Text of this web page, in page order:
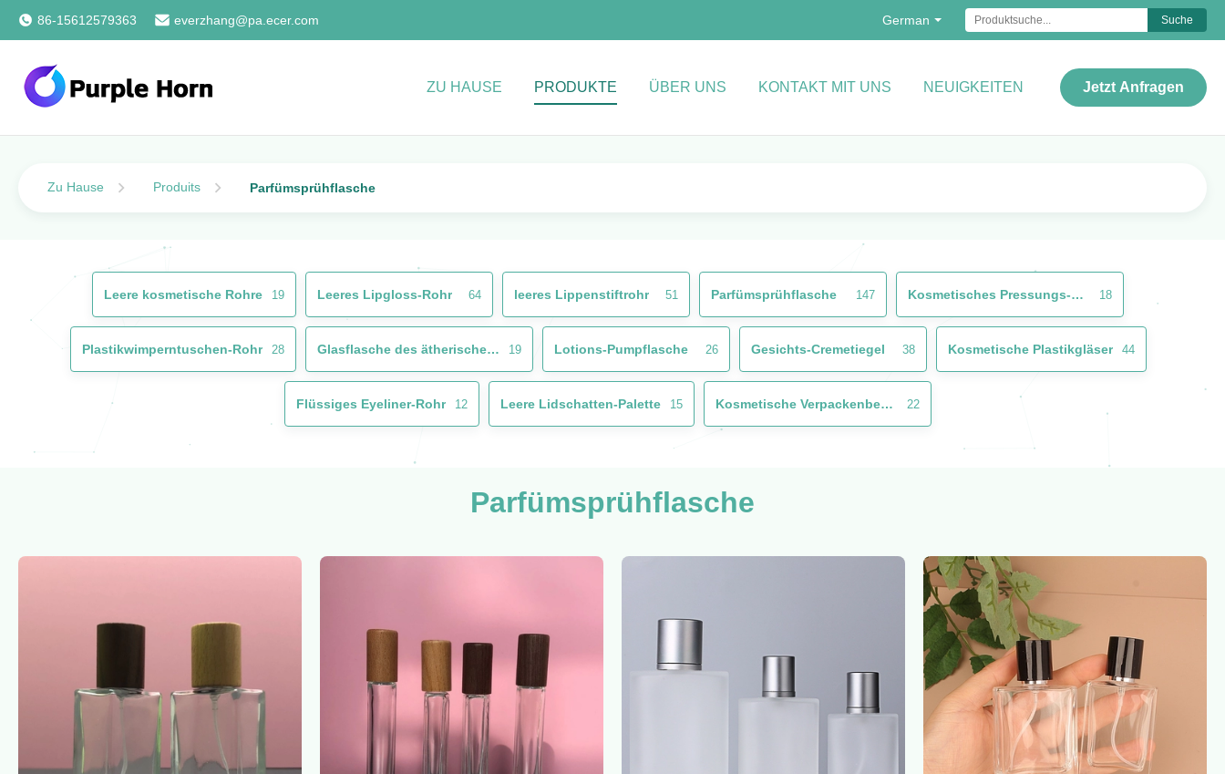
86-15612579363 everzhang@pa.ecer.com German Suche
ZU HAUSE PRODUKTE ÜBER UNS KONTAKT MIT UNS NEUIGKEITEN Jetzt Anfragen
Zu Hause Produits Parfümsprühflasche
Leere kosmetische Rohre 19 Leeres Lipgloss-Rohr 64 leeres Lippenstiftrohr 51 Parfümsprühflasche 147 Kosmetisches Pressungs-Rohr 18
Plastikwimperntuschen-Rohr 28 Glasflasche des ätherischen Öls 19 Lotions-Pumpflasche 26 Gesichts-Cremetiegel 38 Kosmetische Plastikgläser 44
Flüssiges Eyeliner-Rohr 12 Leere Lidschatten-Palette 15 Kosmetische Verpackenbehälter 22
Parfümsprühflasche